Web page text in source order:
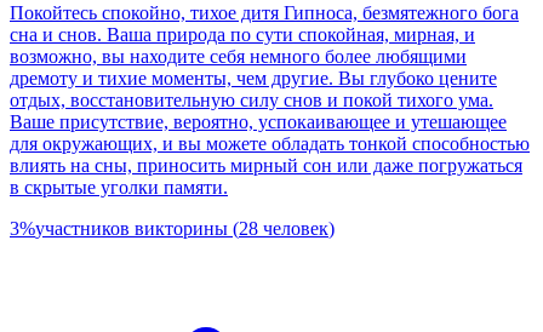
Покойтесь спокойно, тихое дитя Гипноса, безмятежного бога
сна и снов. Ваша природа по сути спокойная, мирная, и
возможно, вы находите себя немного более любящими
дремоту и тихие моменты, чем другие. Вы глубоко цените
отдых, восстановительную силу снов и покой тихого ума.
Ваше присутствие, вероятно, успокаивающее и утешающее
для окружающих, и вы можете обладать тонкой способностью
влиять на сны, приносить мирный сон или даже погружаться
в скрытые уголки памяти.
3%участников викторины (28 человек)